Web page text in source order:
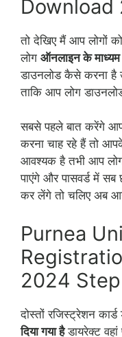
Download
तो देखिए मैं आप लोगों
लोग ऑनलाइन के
डाउनलोड कैसे करना है
ताकि आप लोग
सबसे पहले बात करेंगे आप
करना चाह रहे हैं तो
आवश्यक है तभी आप
पाएंगे और पासवर्ड में सब
कर लेंगे तो चलिए अब
Purnea
2024
दोस्तों रजिस्ट्रेशन
दिया गया हैडायरेक्ट